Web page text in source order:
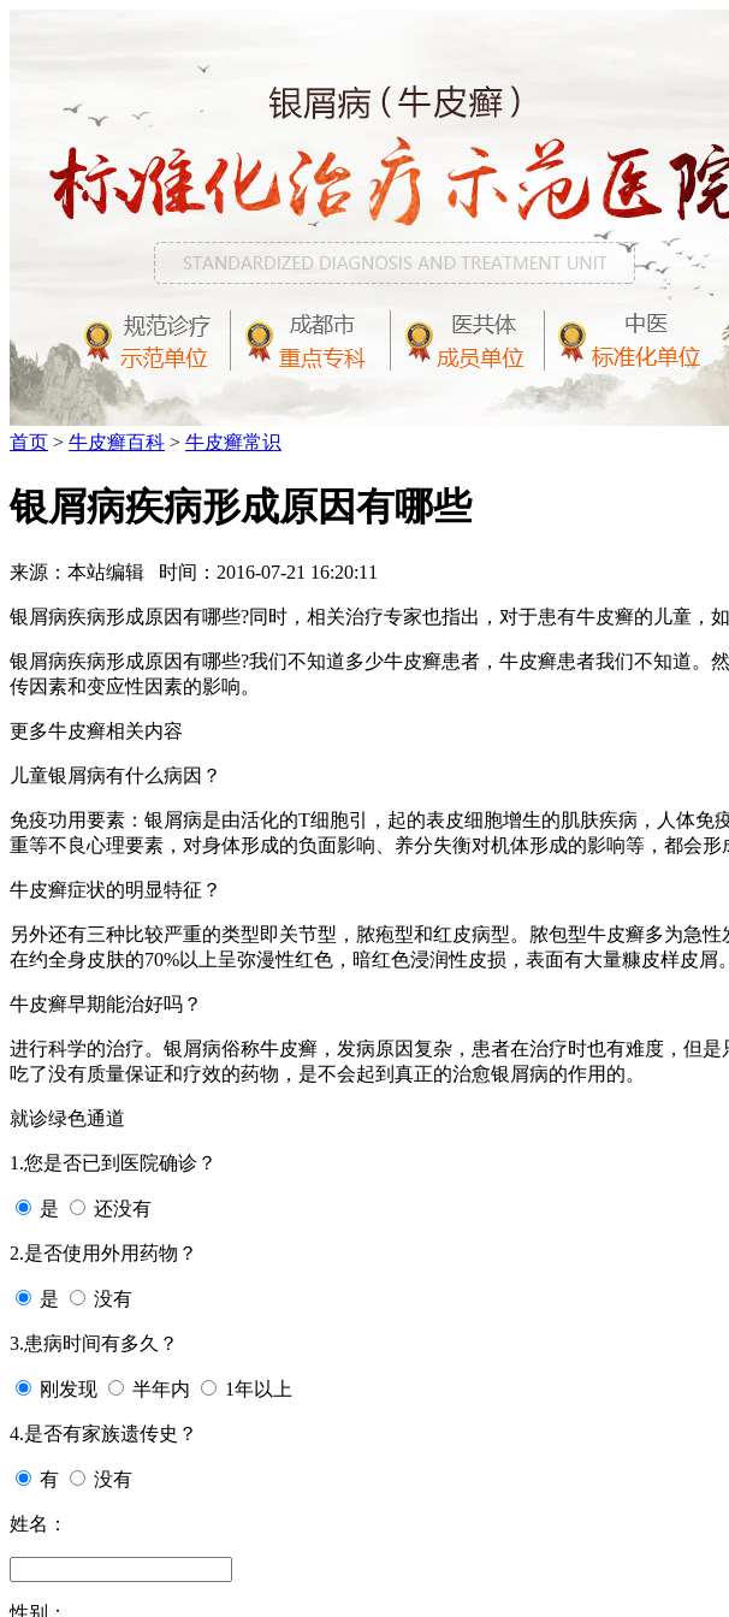
首页 > 牛皮癣百科 > 牛皮癣常识
银屑病疾病形成原因有哪些
来源：本站编辑 时间：2016-07-21 16:20:11
银屑病疾病形成原因有哪些?同时，相关治疗专家也指出，对于患有牛皮癣的儿童，
银屑病疾病形成原因有哪些?我们不知道多少牛皮癣患者，牛皮癣患者我们不知道
传因素和变应性因素的影响。
更多牛皮癣相关内容
儿童银屑病有什么病因？
免疫功用要素：银屑病是由活化的T细胞引，起的表皮细胞增生的肌肤疾病，人体
重等不良心理要素，对身体形成的负面影响、养分失衡对机体形成的影响等，都会形
牛皮癣症状的明显特征？
另外还有三种比较严重的类型即关节型，脓疱型和红皮病型。脓包型牛皮癣多为急
在约全身皮肤的70%以上呈弥漫性红色，暗红色浸润性皮损，表面有大量糠皮样皮屑
牛皮癣早期能治好吗？
进行科学的治疗。银屑病俗称牛皮癣，发病原因复杂，患者在治疗时也有难度，但
吃了没有质量保证和疗效的药物，是不会起到真正的治愈银屑病的作用的。
就诊绿色通道
1.您是否已到医院确诊？
是 还没有
2.是否使用外用药物？
是 没有
3.患病时间有多久？
刚发现 半年内 1年以上
4.是否有家族遗传史？
有 没有
姓名：
性别：